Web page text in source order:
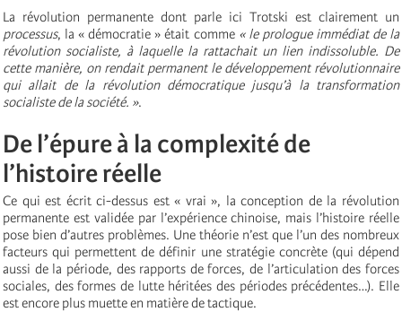
La révolution permanente dont parle ici Trotski est clairement un
processus, la « démocratie » était comme« le prologue immédiat de la
révolution socialiste, à laquelle la rattachait un lien indissoluble. De
cette manière, on rendait permanent le développement révolutionnaire
qui allait de la révolution démocratique jusqu’à la transformation
socialiste de la société. ».
De l’épure à la complexité de
l’histoire réelle
Ce qui est écrit ci-dessus est « vrai », la conception de la révolution
permanente est validée par l’expérience chinoise, mais l’histoire réelle
pose bien d’autres problèmes. Une théorie n’est que l’un des nombreux
facteurs qui permettent de définir une stratégie concrète (qui dépend
aussi de la période, des rapports de forces, de l’articulation des forces
sociales, des formes de lutte héritées des périodes précédentes…). Elle
est encore plus muette en matière de tactique.